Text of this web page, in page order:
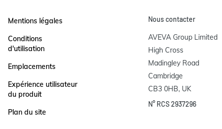
Mentions légales
Conditions
d'utilisation
Emplacements
Expérience utilisateur
du produit
Plan du site
Nous contacter
AVEVA Group Limited
High Cross
Madingley Road
Cambridge
CB3 0HB, UK
N° RCS 2937296